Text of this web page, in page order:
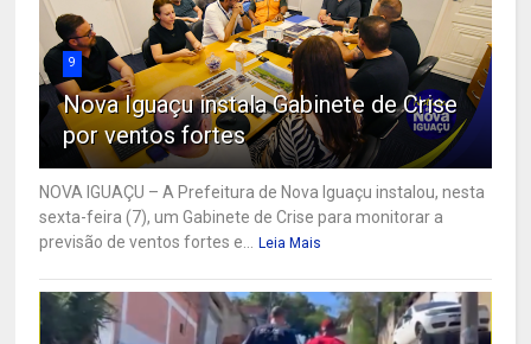
9
Nova Iguaçu instala Gabinete de Crise
por ventos fortes
NOVA IGUAÇU – A Prefeitura de Nova Iguaçu instalou, nesta
sexta-feira (7), um Gabinete de Crise para monitorar a
previsão de ventos fortes e...
Leia Mais